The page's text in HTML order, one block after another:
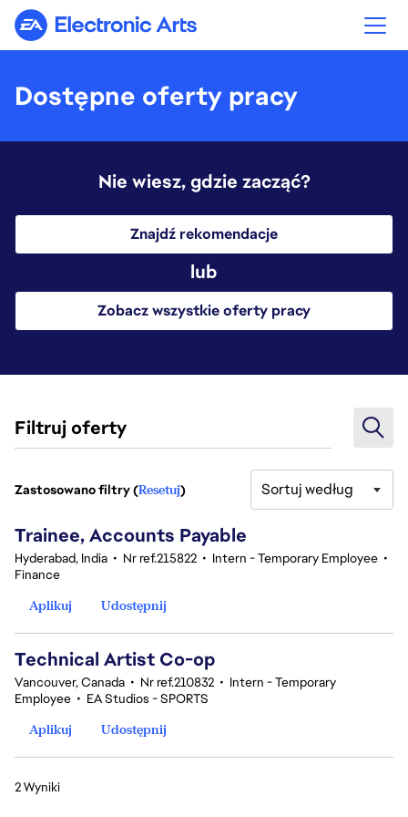
Electronic Arts
Dostępne oferty pracy
Nie wiesz, gdzie zacząć?
Znajdź rekomendacje
lub
Zobacz wszystkie oferty pracy
Filtruj oferty
2 Wyniki
Zastosowano filtry (Resetuj) Sortuj według
Trainee, Accounts Payable
Hyderabad, India • Nr ref.215822 • Intern - Temporary Employee •
Finance
Aplikuj
Udostępnij
Technical Artist Co-op
Vancouver, Canada • Nr ref.210832 • Intern - Temporary
Employee • EA Studios - SPORTS
Aplikuj
Udostępnij
2 Wyniki